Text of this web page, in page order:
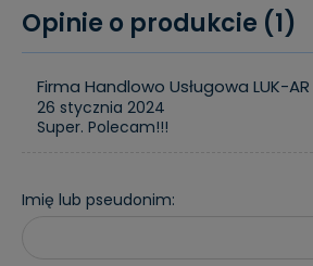
Opinie o produkcie (1)
Firma Handlowo Usługowa LUK-AR
26 stycznia 2024
Super. Polecam!!!
Imię lub pseudonim: